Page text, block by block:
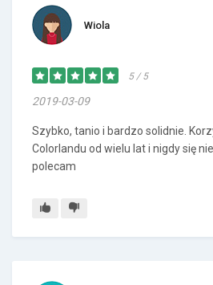
Wiola
5 / 5
2019-03-09
Szybko, tanio i bardzo solidnie.
Colorlandu od wielu lat i nigdy się
polecam